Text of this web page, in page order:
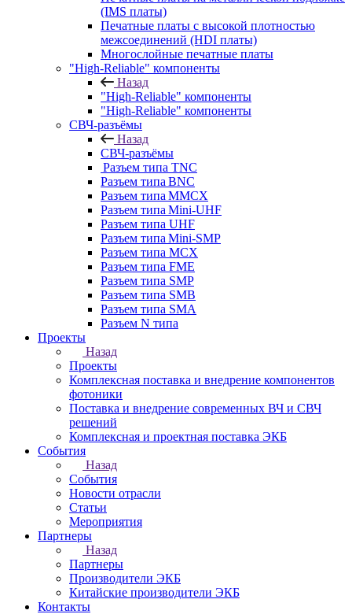
(IMS платы)
Печатные платы с высокой плотностью
межсоединений (HDI платы)
Многослойные печатные платы
"High-Reliable" компоненты
Назад
"High-Reliable" компоненты
"High-Reliable" компоненты
СВЧ-разъёмы
Назад
СВЧ-разъёмы
Разъем типа TNC
Разъем типа BNC
Разъем типа MMCX
Разъем типа Mini-UHF
Разъем типа UHF
Разъем типа Mini-SMP
Разъем типа MCX
Разъем типа FME
Разъем типа SMP
Разъем типа SMB
Разъем типа SMA
Разъем N типа
Проекты
Назад
Проекты
Комплексная поставка и внедрение компонентов
фотоники
Поставка и внедрение современных ВЧ и СВЧ
решений
Комплексная и проектная поставка ЭКБ
События
Назад
События
Новости отрасли
Статьи
Мероприятия
Партнеры
Назад
Партнеры
Производители ЭКБ
Китайские производители ЭКБ
Контакты